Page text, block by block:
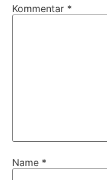
Kommentar *
Name *